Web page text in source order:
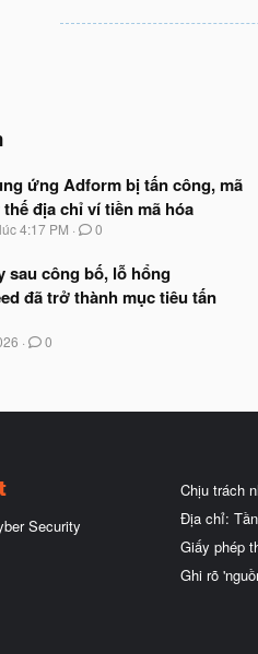
ứng Adform bị tấn công, mã
địa chỉ ví tiền mã hóa
4:17 PM 0
sau công bố, lỗ hổng
đã trở thành mục tiêu tấn
0
Security
Chịu trách
Địa chỉ:
Giấy phép
Ghi rõ